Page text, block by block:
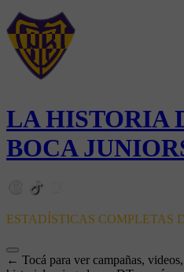
LA HISTORIA
BOCA
ESTADÍSTICAS COMPLETAS
← Tocá para ver campañas, videos,